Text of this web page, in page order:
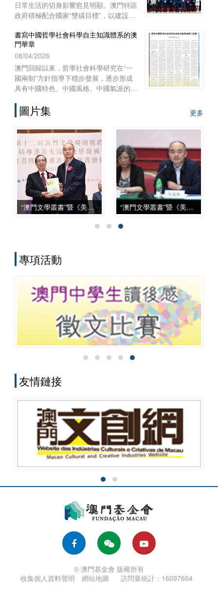
日常生活的切身影響愈見明顯。澳門特區
政府積極配合國家“雙碳目標”，以建設宜
《澳門長期減碳策略》和《澳門環境保護
規劃》，謀劃可持續發展藍圖，
書寫中國哲學社會科學自主知識體系的澳
門華章
08/04/2026
澳門回歸以來，哲學社會科學研究在“一
國兩制”方針指導下穩步發展，逐步形成
具有中國特色、中國風格、中國氣派的自
哲學社會科學工作座談會上發表重要講
話、中共中央辦公廳2022年印發《國家
“十四五”時期哲學社會科學發展規劃》以
來，澳門的高等院校、澳門基金會和學術
團體作為知識產出、傳播和實踐的主體，
在構建哲學社會科學自主知識體系的征程
上，從學科建設、智庫服務、文化傳承到
國際對話等諸方面，都發揮了自身獨特的
作用，呈現出多元化、本土化、交叉化與
實務化的發展特點。
圖片集 更多
“澳門文學叢書”暨《美麗澳門》新書發佈會 “澳門文學叢書”暨《美麗澳門》座談會
專項活動
友情鏈接
© 澳門基金會 版權所有
收集個人資料聲明
網站地圖 訪問量統計：16097664